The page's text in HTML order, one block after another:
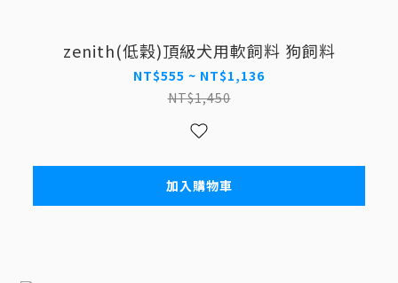
zenith(低穀)頂級犬用軟飼料 狗飼料
NT$555 ~ NT$1,136
NT$1,450
加入購物車